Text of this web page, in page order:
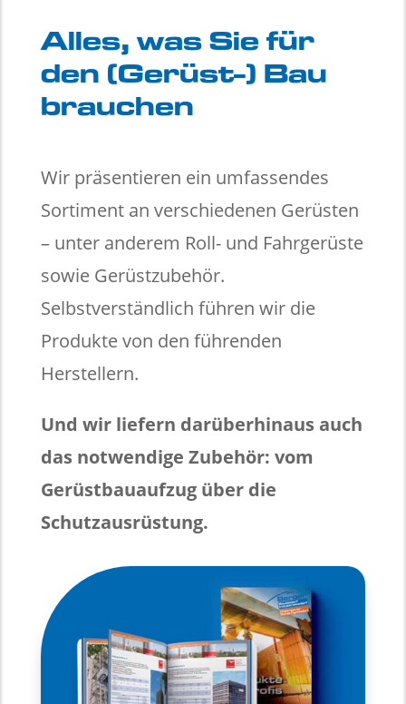
Alles, was Sie für
den (Gerüst-) Bau
brauchen
Wir präsentieren ein umfassendes
Sortiment an verschiedenen Gerüsten
– unter anderem Roll- und Fahrgerüste
sowie Gerüstzubehör.
Selbstverständlich führen wir die
Produkte von den führenden
Herstellern.
Und wir liefern darüberhinaus auch
das notwendige Zubehör: vom
Gerüstbauaufzug über die
Schutzausrüstung.